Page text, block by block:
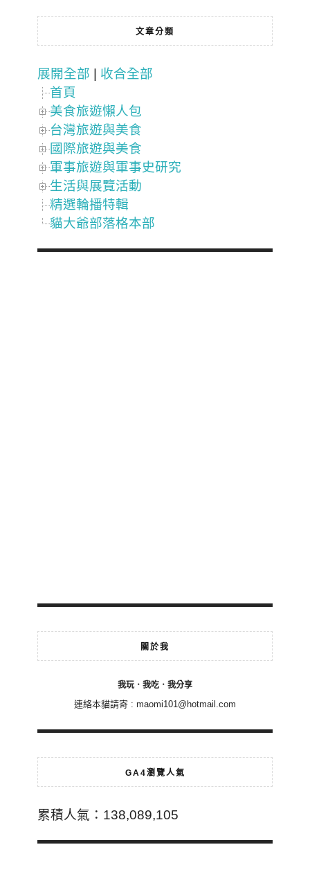
文章分類
展開全部
收合全部
首頁
美食旅遊懶人包
台灣旅遊與美食
國際旅遊與美食
軍事旅遊與軍事史研究
生活與展覽活動
精選輪播特輯
貓大爺部落格本部
關於我
我玩．我吃．我分享
連絡本貓請寄 : maomi101@hotmail.com
GA4瀏覽人氣
累積人氣：138,089,105